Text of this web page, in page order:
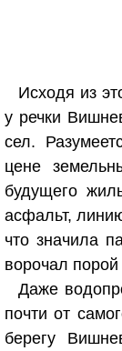
Исходя из
у речки
сел.
цене
будущего
асфальт,
что значила
ворочал
Даже
почти от
берегу